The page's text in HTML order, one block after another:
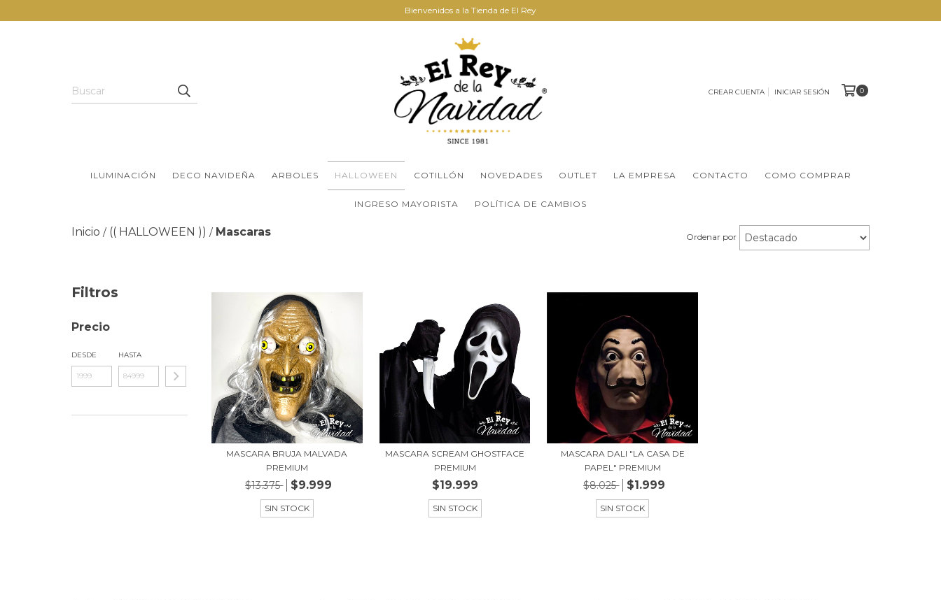
Bienvenidos a la Tienda de El Rey
CREAR CUENTA INICIAR SESIÓN 0
ILUMINACIÓN DECO NAVIDEÑA ARBOLES HALLOWEEN COTILLÓN NOVEDADES OUTLET LA EMPRESA CONTACTO COMO COMPRAR
INGRESO MAYORISTA POLÍTICA DE CAMBIOS
Inicio / (( HALLOWEEN )) / Mascaras Ordenar por
Filtros
Precio
DESDE HASTA
MASCARA BRUJA MALVADA
PREMIUM
$13.375 $9.999
SIN STOCK
MASCARA SCREAM GHOSTFACE
PREMIUM
$19.999
SIN STOCK
MASCARA DALI "LA CASA DE
PAPEL" PREMIUM
$8.025 $1.999
SIN STOCK